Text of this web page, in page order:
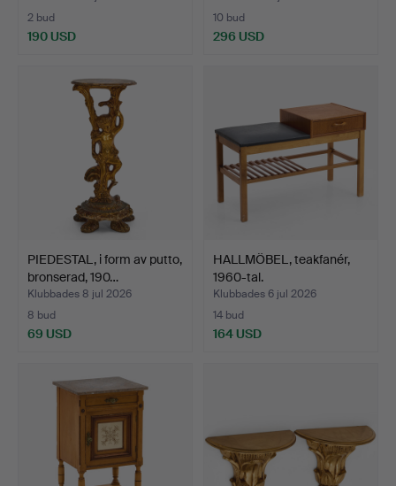
2 bud
190 USD
10 bud
296 USD
PIEDESTAL, i form av putto,
bronserad, 190…
Klubbades 8 jul 2026
8 bud
69 USD
HALLMÖBEL, teakfanér,
1960-tal.
Klubbades 6 jul 2026
14 bud
164 USD